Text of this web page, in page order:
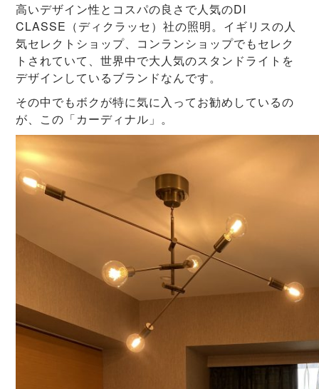
高いデザイン性とコスパの良さで人気のDI
CLASSE（ディクラッセ）社の照明。イギリスの人
気セレクトショップ、コンランショップでもセレク
トされていて、世界中で大人気のスタンドライトを
デザインしているブランドなんです。
その中でもボクが特に気に入ってお勧めしているの
が、この「カーディナル」。